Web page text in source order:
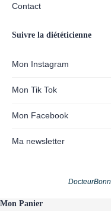
Contact
Suivre la diététicienne
Mon Instagram
Mon Tik Tok
Mon Facebook
Ma newsletter
Mon Panier